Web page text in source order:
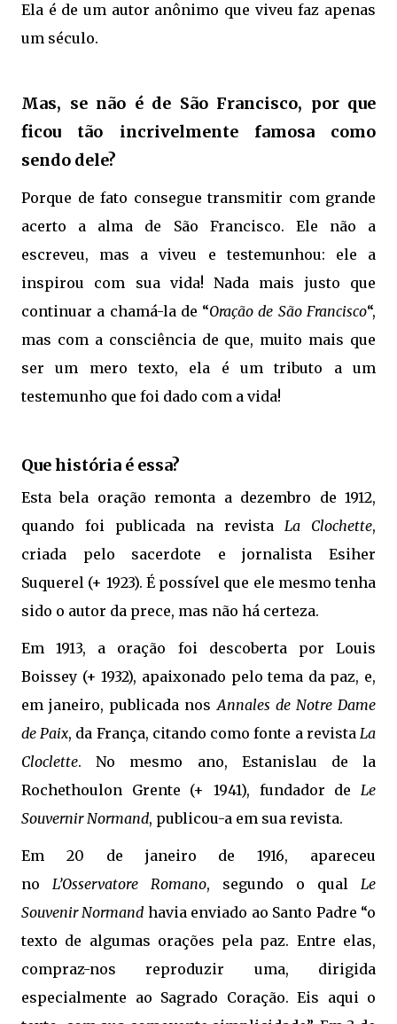
Ela é de um autor anônimo que viveu faz apenas
um século.
Mas, se não é de São Francisco, por que
ficou tão incrivelmente famosa como
sendo dele?
Porque de fato consegue transmitir com grande
acerto a alma de São Francisco. Ele não a
escreveu, mas a viveu e testemunhou: ele a
inspirou com sua vida! Nada mais justo que
continuar a chamá-la de “Oração de São Francisco“,
mas com a consciência de que, muito mais que
ser um mero texto, ela é um tributo a um
testemunho que foi dado com a vida!
Que história é essa?
Esta bela oração remonta a dezembro de 1912,
quando foi publicada na revista La Clochette,
criada pelo sacerdote e jornalista Esiher
Suquerel (+ 1923). É possível que ele mesmo tenha
sido o autor da prece, mas não há certeza.
Em 1913, a oração foi descoberta por Louis
Boissey (+ 1932), apaixonado pelo tema da paz, e,
em janeiro, publicada nosAnnales de Notre Dame
de Paix, da França, citando como fonte a revistaLa
Cloclette. No mesmo ano, Estanislau de la
Rochethoulon Grente (+ 1941), fundador de Le
Souvernir Normand, publicou-a em sua revista.
Em 20 de janeiro de 1916, apareceu
no L’Osservatore Romano, segundo o qual Le
Souvenir Normand havia enviado ao Santo Padre “o
texto de algumas orações pela paz. Entre elas,
compraz-nos reproduzir uma, dirigida
especialmente ao Sagrado Coração. Eis aqui o